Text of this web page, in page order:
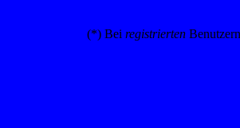
(*) Bei registriertenBenutzern